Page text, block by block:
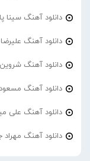
دانلود آهنگ سینا
دانلود آهنگ
دانلود آهنگ
دانلود آهنگ
دانلود آهنگ علی
دانلود آهنگ